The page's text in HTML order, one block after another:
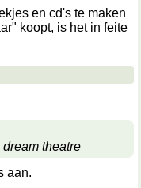
en cd's te maken
koopt, is het in feite
theatre
aan.